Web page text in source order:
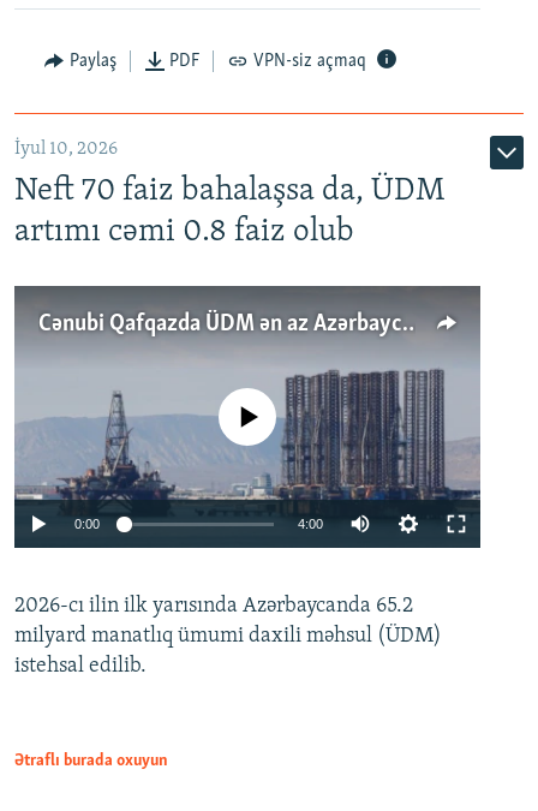
Paylaş PDF VPN-siz açmaq
İyul 10, 2026
Neft 70 faiz bahalaşsa da, ÜDM
artımı cəmi 0.8 faiz olub
Cənubi Qafqazda ÜDM ən az Azərbaycanda artır: Qonşuları niyə Bakını qabaqlaya bilir?
Auto 240p 360p 480p
No media source currently available
0:00 4:00
360p
480p
2026-cı ilin ilk yarısında Azərbaycanda 65.2
milyard manatlıq ümumi daxili məhsul (ÜDM)
istehsal edilib.
Ətraflı burada oxuyun